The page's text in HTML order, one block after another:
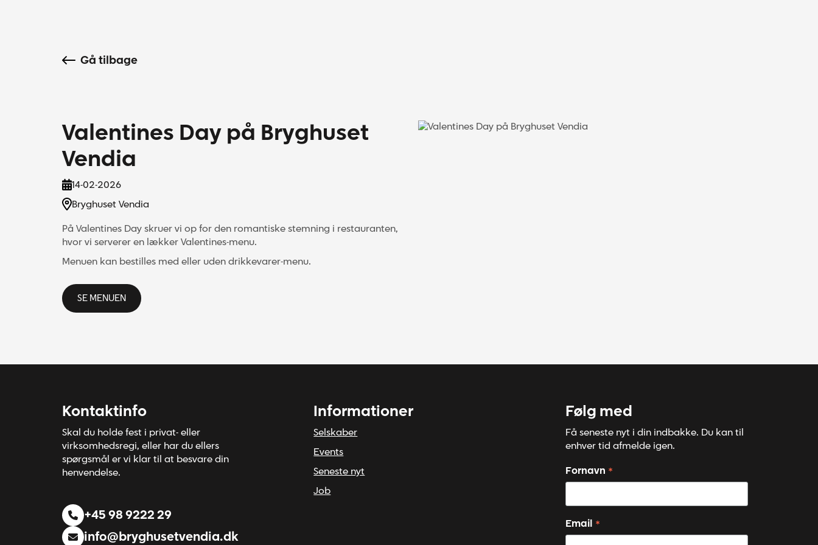
Gå tilbage
Valentines Day på Bryghuset
Vendia
14-02-2026
Bryghuset Vendia
På Valentines Day skruer vi op for den romantiske stemning i restauranten,
hvor vi serverer en lækker Valentines-menu.
Menuen kan bestilles med eller uden drikkevarer-menu.
SE MENUEN
Kontaktinfo
Skal du holde fest i privat- eller
virksomhedsregi, eller har du ellers
spørgsmål er vi klar til at besvare din
henvendelse.
+45 98 9222 29
info@bryghusetvendia.dk
Informationer
Selskaber
Events
Seneste nyt
Job
Følg med
Få seneste nyt i din indbakke. Du kan til
enhver tid afmelde igen.
Fornavn *
Email *